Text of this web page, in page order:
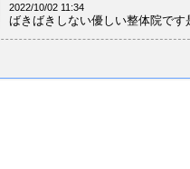
2022/10/02 11:34
ばきばきしない優しい整体院で